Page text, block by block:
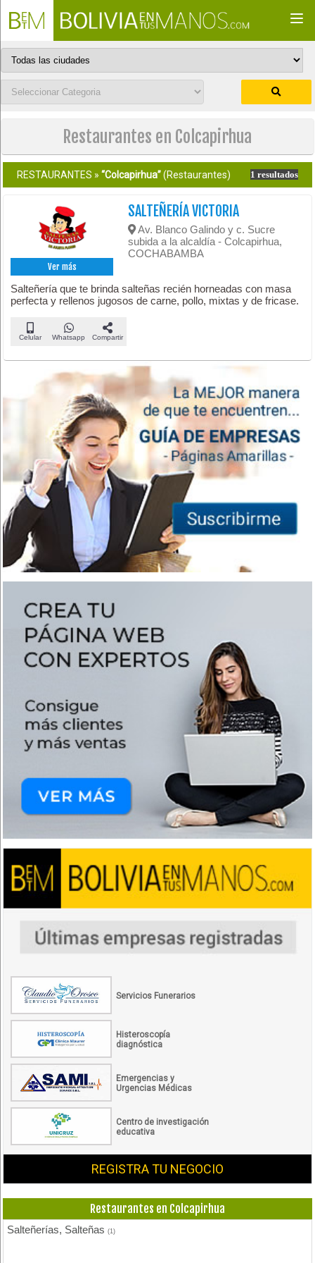
Restaurantes en Colcapirhua
RESTAURANTES »“Colcapirhua”(Restaurantes) 1 resultados
Ver más
SALTEÑERÍA VICTORIA
Av. Blanco Galindo y c. Sucre
subida a la alcaldía - Colcapirhua,
COCHABAMBA
Salteñería que te brinda salteñas recién horneadas con masa
perfecta y rellenos jugosos de carne, pollo, mixtas y de fricase.
Celular Whatsapp Compartir
Servicios Funerarios
Histeroscopía
diagnóstica
Emergencias y
Urgencias Médicas
Centro de investigación
educativa
REGISTRA TU NEGOCIO
Restaurantes en Colcapirhua
Salteñerías, Salteñas(1)